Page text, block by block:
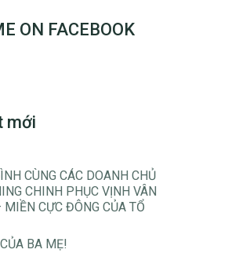
ON FACEBOOK
mới
CÙNG CÁC DOANH CHỦ
CHINH PHỤC VỊNH VÂN
MIỀN CỰC ĐÔNG CỦA TỔ
BA MẸ!